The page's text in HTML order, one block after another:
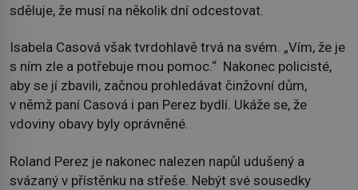
sděluje, že musí na několik dní odcestovat.
Isabela Casová však tvrdohlavě trvá na svém. „Vím, že je
s ním zle a potřebuje mou pomoc.“ Nakonec policisté,
aby se jí zbavili, začnou prohledávat činžovní dům,
v němž paní Casová i pan Perez bydlí. Ukáže se, že
vdoviny obavy byly oprávněné.
Roland Perez je nakonec nalezen napůl udušený a
svázaný v přístěnku na střeše. Nebýt své sousedky